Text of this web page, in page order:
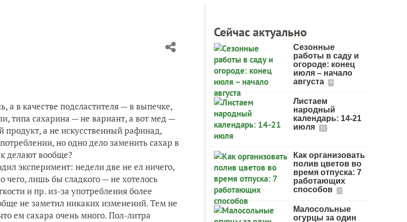
а в качестве подсластителя — в выпечке,
типа сахарина — не вариант, а вот мед —
а не искусственный рафинад,
но одно дело заменить сахар в
делают вообще?
эксперимент: недели две не ел ничего,
лишь бы сладкого — не хотелось
и пр. из-за употребления более
не заметил никаких изменений. Тем не
ем сахара очень много. Пол-литра
Сейчас актуально
Сезонные
работы в саду и
огороде: конец
июля – начало
августа
9
Листаем
народный
календарь: 14-21
июля
31
Как организовать
полив цветов во
время отпуска: 7
работающих
способов
2
Малосольные
огурцы за один